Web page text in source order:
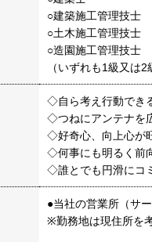
○建築施工管理技士
○土木施工管理技士
○造園施工管理技士
（いずれも1級又は2
◇自ら考え行動でき
◇つねにアンテナを
◇好奇心、向上心が
◇何事にも明るく前
◇誰とでも円滑にコ
●当社の営業所（サ
※勤務地は現住所を